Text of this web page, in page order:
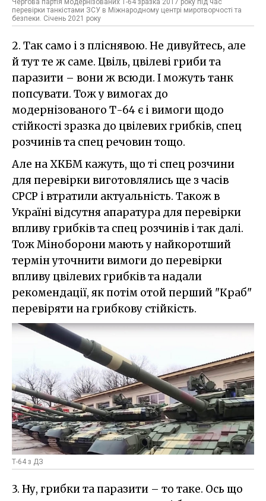
Чергова партія модернізованих Т-64 зразка 2017 року під час
перевірки танкістами ЗСУ в Міжнародному центрі миротворчості та
безпеки. Січень 2021 року
2. Так само і з пліснявою. Не дивуйтесь, але
й тут те ж саме. Цвіль, цвілеві гриби та
паразити – вони ж всюди. І можуть танк
попсувати. Тож у вимогах до
модернізованого Т-64 є і вимоги щодо
стійкості зразка до цвілевих грибків, спец
розчинів та спец речовин тощо.
Але на ХКБМ кажуть, що ті спец розчини
для перевірки виготовлялись ще з часів
СРСР і втратили актуальність. Також в
Україні відсутня апаратура для перевірки
впливу грибків та спец розчинів і так далі.
Тож Міноборони мають у найкоротший
термін уточнити вимоги до перевірки
впливу цвілевих грибків та надали
рекомендації, як потім отой перший "Краб"
перевіряти на грибкову стійкість.
Т-64 з ДЗ
3. Ну, грибки та паразити – то таке. Ось що